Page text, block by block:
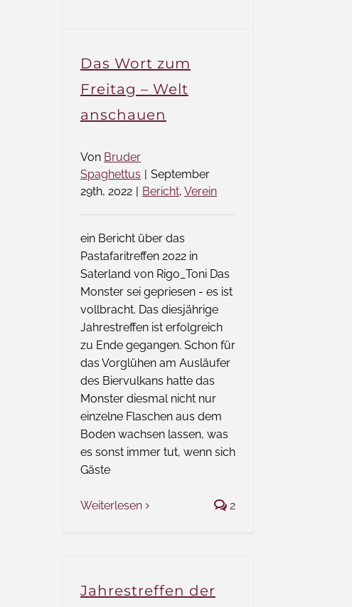
Das Wort zum
Freitag – Welt
anschauen
Von Bruder
Spaghettus | September
29th, 2022 | Bericht, Verein
ein Bericht über das
Pastafaritreffen 2022 in
Saterland von Rigo_Toni Das
Monster sei gepriesen - es ist
vollbracht. Das diesjährige
Jahrestreffen ist erfolgreich
zu Ende gegangen. Schon für
das Vorglühen am Ausläufer
des Biervulkans hatte das
Monster diesmal nicht nur
einzelne Flaschen aus dem
Boden wachsen lassen, was
es sonst immer tut, wenn sich
Gäste
Weiterlesen 2
Jahrestreffen der